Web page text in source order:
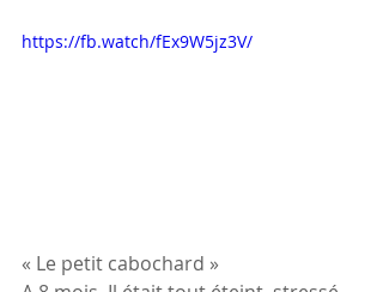
https://fb.watch/fEx9W5jz3V/
« Le petit cabochard »